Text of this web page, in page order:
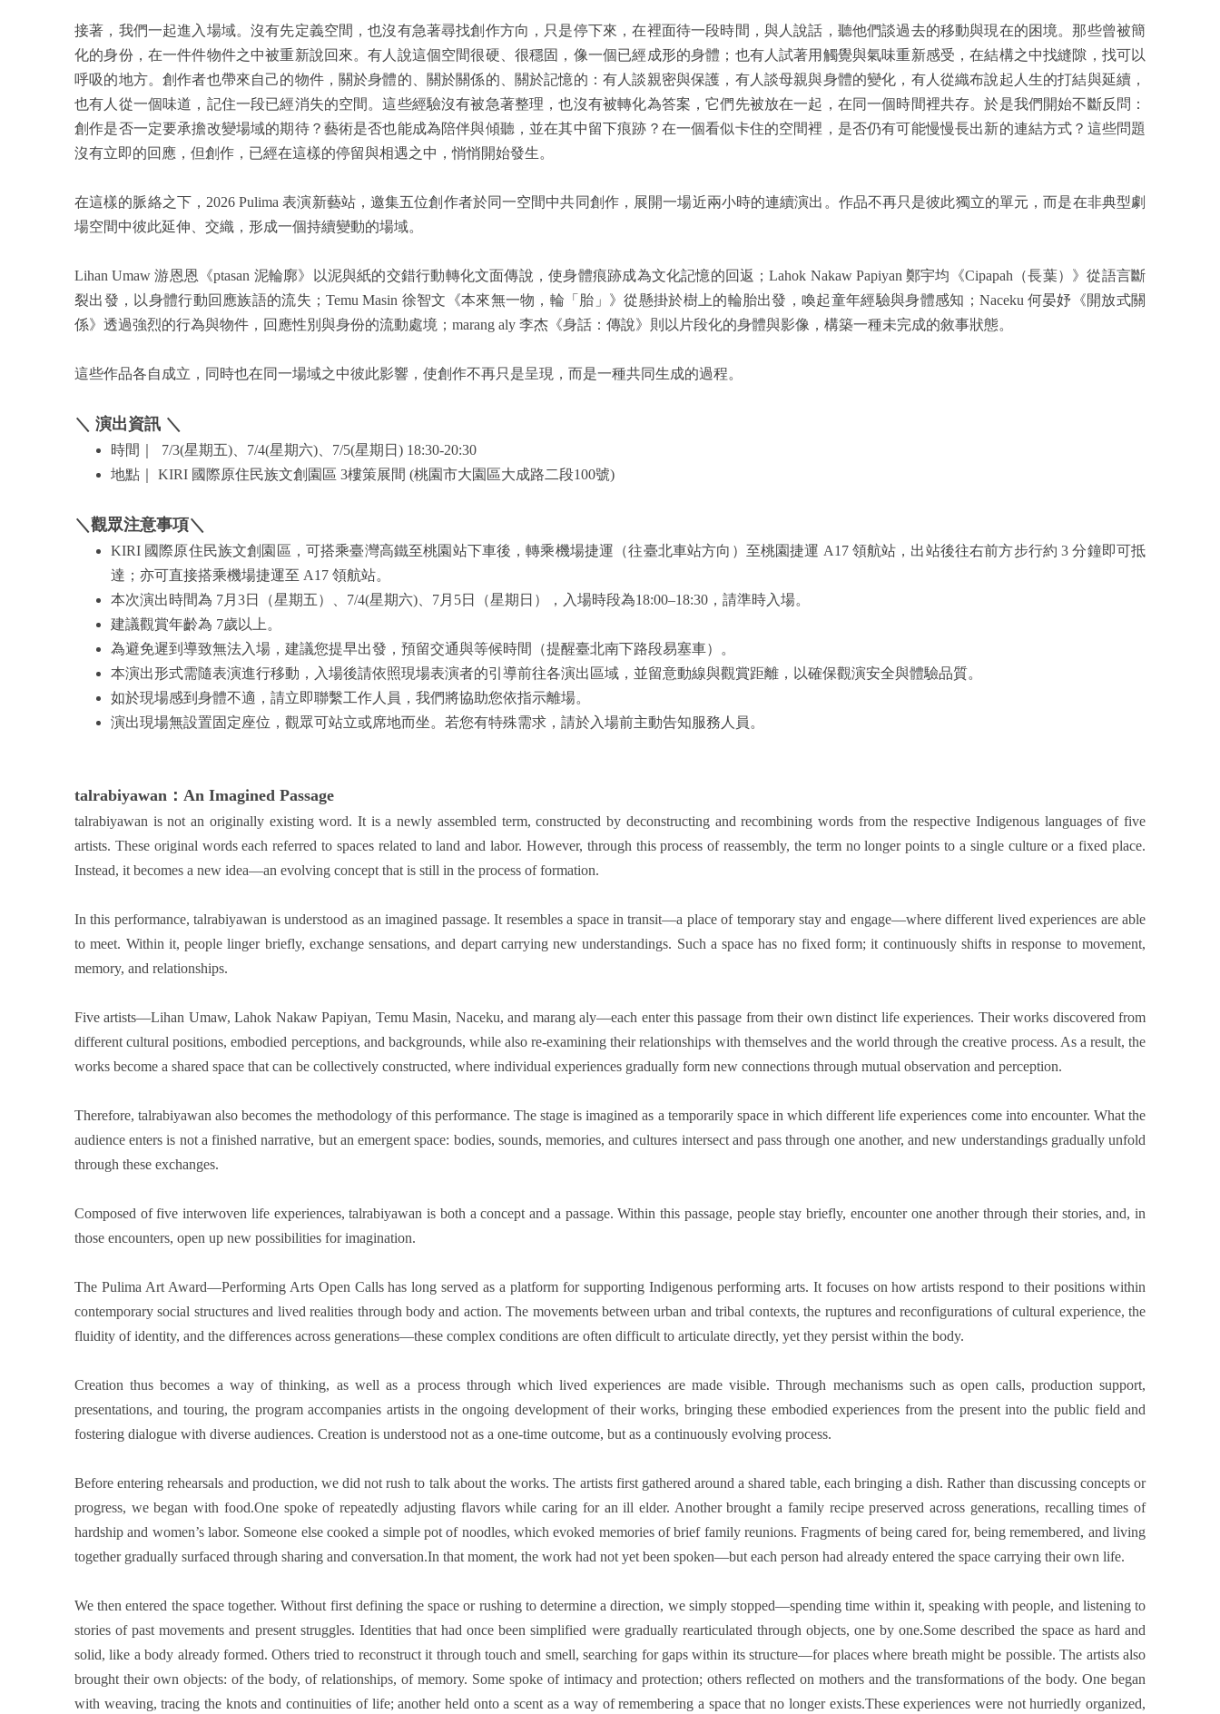
接著，我們一起進入場域。沒有先定義空間，也沒有急著尋找創作方向，只是停下來，在裡面待一段時間，與人說話，聽他們談過去的移動與現在的困境。那些曾被簡
化的身份，在一件件物件之中被重新說回來。有人說這個空間很硬、很穩固，像一個已經成形的身體；也有人試著用觸覺與氣味重新感受，在結構之中找縫隙，找可以
呼吸的地方。創作者也帶來自己的物件，關於身體的、關於關係的、關於記憶的：有人談親密與保護，有人談母親與身體的變化，有人從織布說起人生的打結與延續，
也有人從一個味道，記住一段已經消失的空間。這些經驗沒有被急著整理，也沒有被轉化為答案，它們先被放在一起，在同一個時間裡共存。於是我們開始不斷反問：
創作是否一定要承擔改變場域的期待？藝術是否也能成為陪伴與傾聽，並在其中留下痕跡？在一個看似卡住的空間裡，是否仍有可能慢慢長出新的連結方式？這些問題
沒有立即的回應，但創作，已經在這樣的停留與相遇之中，悄悄開始發生。
在這樣的脈絡之下，2026 Pulima 表演新藝站，邀集五位創作者於同一空間中共同創作，展開一場近兩小時的連續演出。作品不再只是彼此獨立的單元，而是在非典型劇
場空間中彼此延伸、交織，形成一個持續變動的場域。
Lihan Umaw 游恩恩《ptasan 泥輪廓》以泥與紙的交錯行動轉化文面傳說，使身體痕跡成為文化記憶的回返；Lahok Nakaw Papiyan 鄭宇均《Cipapah（長葉）》從語言斷
裂出發，以身體行動回應族語的流失；Temu Masin 徐智文《本來無一物，輪「胎」》從懸掛於樹上的輪胎出發，喚起童年經驗與身體感知；Naceku 何晏妤《開放式關
係》透過強烈的行為與物件，回應性別與身份的流動處境；marang aly 李杰《身話：傳說》則以片段化的身體與影像，構築一種未完成的敘事狀態。
這些作品各自成立，同時也在同一場域之中彼此影響，使創作不再只是呈現，而是一種共同生成的過程。
＼ 演出資訊 ＼
時間｜ 7/3(星期五)、7/4(星期六)、7/5(星期日) 18:30-20:30
地點｜ KIRI 國際原住民族文創園區 3樓策展間 (桃園市大園區大成路二段100號)
＼觀眾注意事項＼
KIRI 國際原住民族文創園區，可搭乘臺灣高鐵至桃園站下車後，轉乘機場捷運（往臺北車站方向）至桃園捷運 A17 領航站，出站後往右前方步行約 3 分鐘即可抵
達；亦可直接搭乘機場捷運至 A17 領航站。
本次演出時間為 7月3日（星期五）、7/4(星期六)、7月5日（星期日），入場時段為18:00–18:30，請準時入場。
建議觀賞年齡為 7歲以上。
為避免遲到導致無法入場，建議您提早出發，預留交通與等候時間（提醒臺北南下路段易塞車）。
本演出形式需隨表演進行移動，入場後請依照現場表演者的引導前往各演出區域，並留意動線與觀賞距離，以確保觀演安全與體驗品質。
如於現場感到身體不適，請立即聯繫工作人員，我們將協助您依指示離場。
演出現場無設置固定座位，觀眾可站立或席地而坐。若您有特殊需求，請於入場前主動告知服務人員。
talrabiyawan：An Imagined Passage
talrabiyawan is not an originally existing word. It is a newly assembled term, constructed by deconstructing and recombining words from the respective Indigenous languages of five
artists. These original words each referred to spaces related to land and labor. However, through this process of reassembly, the term no longer points to a single culture or a fixed place.
Instead, it becomes a new idea—an evolving concept that is still in the process of formation.
In this performance, talrabiyawan is understood as an imagined passage. It resembles a space in transit—a place of temporary stay and engage—where different lived experiences are able
to meet. Within it, people linger briefly, exchange sensations, and depart carrying new understandings. Such a space has no fixed form; it continuously shifts in response to movement,
memory, and relationships.
Five artists—Lihan Umaw, Lahok Nakaw Papiyan, Temu Masin, Naceku, and marang aly—each enter this passage from their own distinct life experiences. Their works discovered from
different cultural positions, embodied perceptions, and backgrounds, while also re-examining their relationships with themselves and the world through the creative process. As a result, the
works become a shared space that can be collectively constructed, where individual experiences gradually form new connections through mutual observation and perception.
Therefore, talrabiyawan also becomes the methodology of this performance. The stage is imagined as a temporarily space in which different life experiences come into encounter. What the
audience enters is not a finished narrative, but an emergent space: bodies, sounds, memories, and cultures intersect and pass through one another, and new understandings gradually unfold
through these exchanges.
Composed of five interwoven life experiences, talrabiyawan is both a concept and a passage. Within this passage, people stay briefly, encounter one another through their stories, and, in
those encounters, open up new possibilities for imagination.
The Pulima Art Award—Performing Arts Open Calls has long served as a platform for supporting Indigenous performing arts. It focuses on how artists respond to their positions within
contemporary social structures and lived realities through body and action. The movements between urban and tribal contexts, the ruptures and reconfigurations of cultural experience, the
fluidity of identity, and the differences across generations—these complex conditions are often difficult to articulate directly, yet they persist within the body.
Creation thus becomes a way of thinking, as well as a process through which lived experiences are made visible. Through mechanisms such as open calls, production support,
presentations, and touring, the program accompanies artists in the ongoing development of their works, bringing these embodied experiences from the present into the public field and
fostering dialogue with diverse audiences. Creation is understood not as a one-time outcome, but as a continuously evolving process.
Before entering rehearsals and production, we did not rush to talk about the works. The artists first gathered around a shared table, each bringing a dish. Rather than discussing concepts or
progress, we began with food.One spoke of repeatedly adjusting flavors while caring for an ill elder. Another brought a family recipe preserved across generations, recalling times of
hardship and women’s labor. Someone else cooked a simple pot of noodles, which evoked memories of brief family reunions. Fragments of being cared for, being remembered, and living
together gradually surfaced through sharing and conversation.In that moment, the work had not yet been spoken—but each person had already entered the space carrying their own life.
We then entered the space together. Without first defining the space or rushing to determine a direction, we simply stopped—spending time within it, speaking with people, and listening to
stories of past movements and present struggles. Identities that had once been simplified were gradually rearticulated through objects, one by one.Some described the space as hard and
solid, like a body already formed. Others tried to reconstruct it through touch and smell, searching for gaps within its structure—for places where breath might be possible. The artists also
brought their own objects: of the body, of relationships, of memory. Some spoke of intimacy and protection; others reflected on mothers and the transformations of the body. One began
with weaving, tracing the knots and continuities of life; another held onto a scent as a way of remembering a space that no longer exists.These experiences were not hurriedly organized,